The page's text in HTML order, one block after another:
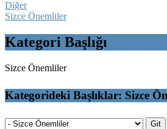
Diğer
Sizce Önemliler
Kategori Başlığı
Sizce Önemliler
Kategorideki Başlıklar: Sizce